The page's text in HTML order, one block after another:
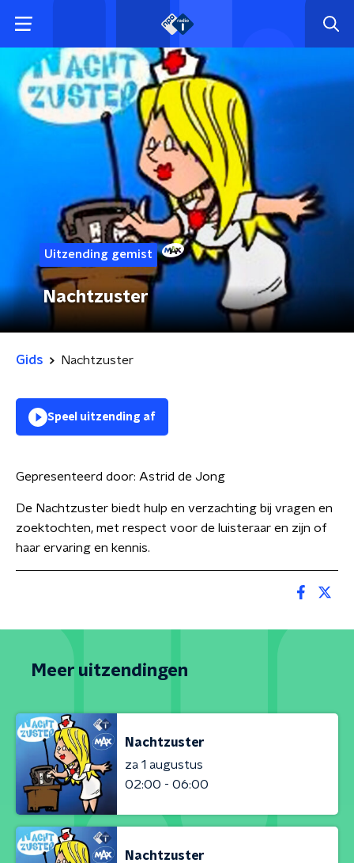
Uitzending gemist
Nachtzuster
Gids Nachtzuster
Speel uitzending af
Gepresenteerd door: Astrid de Jong
De Nachtzuster biedt hulp en verzachting bij vragen en
zoektochten, met respect voor de luisteraar en zijn of
haar ervaring en kennis.
Meer uitzendingen
Nachtzuster
za 1 augustus
02:00 - 06:00
Nachtzuster